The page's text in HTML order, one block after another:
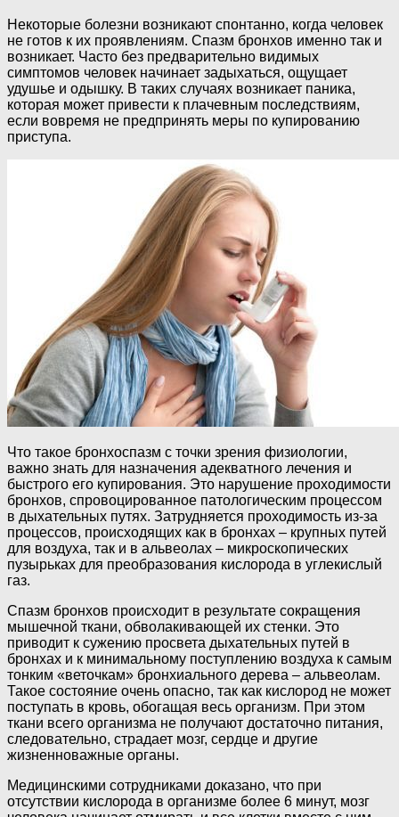
Некоторые болезни возникают спонтанно, когда человек
не готов к их проявлениям. Спазм бронхов именно так и
возникает. Часто без предварительно видимых
симптомов человек начинает задыхаться, ощущает
удушье и одышку. В таких случаях возникает паника,
которая может привести к плачевным последствиям,
если вовремя не предпринять меры по купированию
приступа.
Что такое бронхоспазм с точки зрения физиологии,
важно знать для назначения адекватного лечения и
быстрого его купирования. Это нарушение проходимости
бронхов, спровоцированное патологическим процессом
в дыхательных путях. Затрудняется проходимость из-за
процессов, происходящих как в бронхах – крупных путей
для воздуха, так и в альвеолах – микроскопических
пузырьках для преобразования кислорода в углекислый
газ.
Спазм бронхов происходит в результате сокращения
мышечной ткани, обволакивающей их стенки. Это
приводит к сужению просвета дыхательных путей в
бронхах и к минимальному поступлению воздуха к самым
тонким «веточкам» бронхиального дерева – альвеолам.
Такое состояние очень опасно, так как кислород не может
поступать в кровь, обогащая весь организм. При этом
ткани всего организма не получают достаточно питания,
следовательно, страдает мозг, сердце и другие
жизненноважные органы.
Медицинскими сотрудниками доказано, что при
отсутствии кислорода в организме более 6 минут, мозг